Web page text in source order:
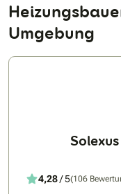
Umgebung
4,28/ 5(106